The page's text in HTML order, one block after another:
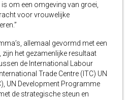
om een omgeving van groei,
voor vrouwelijke
allemaal gevormd met een
het gezamenlijke resultaat
de International Labour
Trade Centre (ITC) UN
UN Development Programme
de strategische steun en